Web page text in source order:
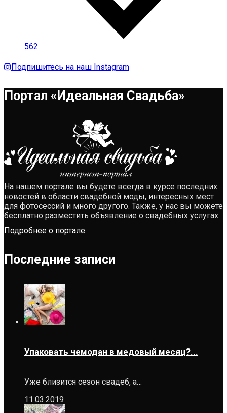
562
Подпишитесь на наш Instagram
Портал «Идеальная Свадьба»
На нашем портале вы будете всегда в курсе последних
новостей в области свадебной моды, интересных мест
для фотосессий и много другого. Также, у нас вы можете
бесплатно разместить объявление о свадебных услугах.
Подробнее о портале
Последние записи
Упаковать чемодан в медовый месяц?...
Уже близится сезон свадеб, а…
11.03.2019